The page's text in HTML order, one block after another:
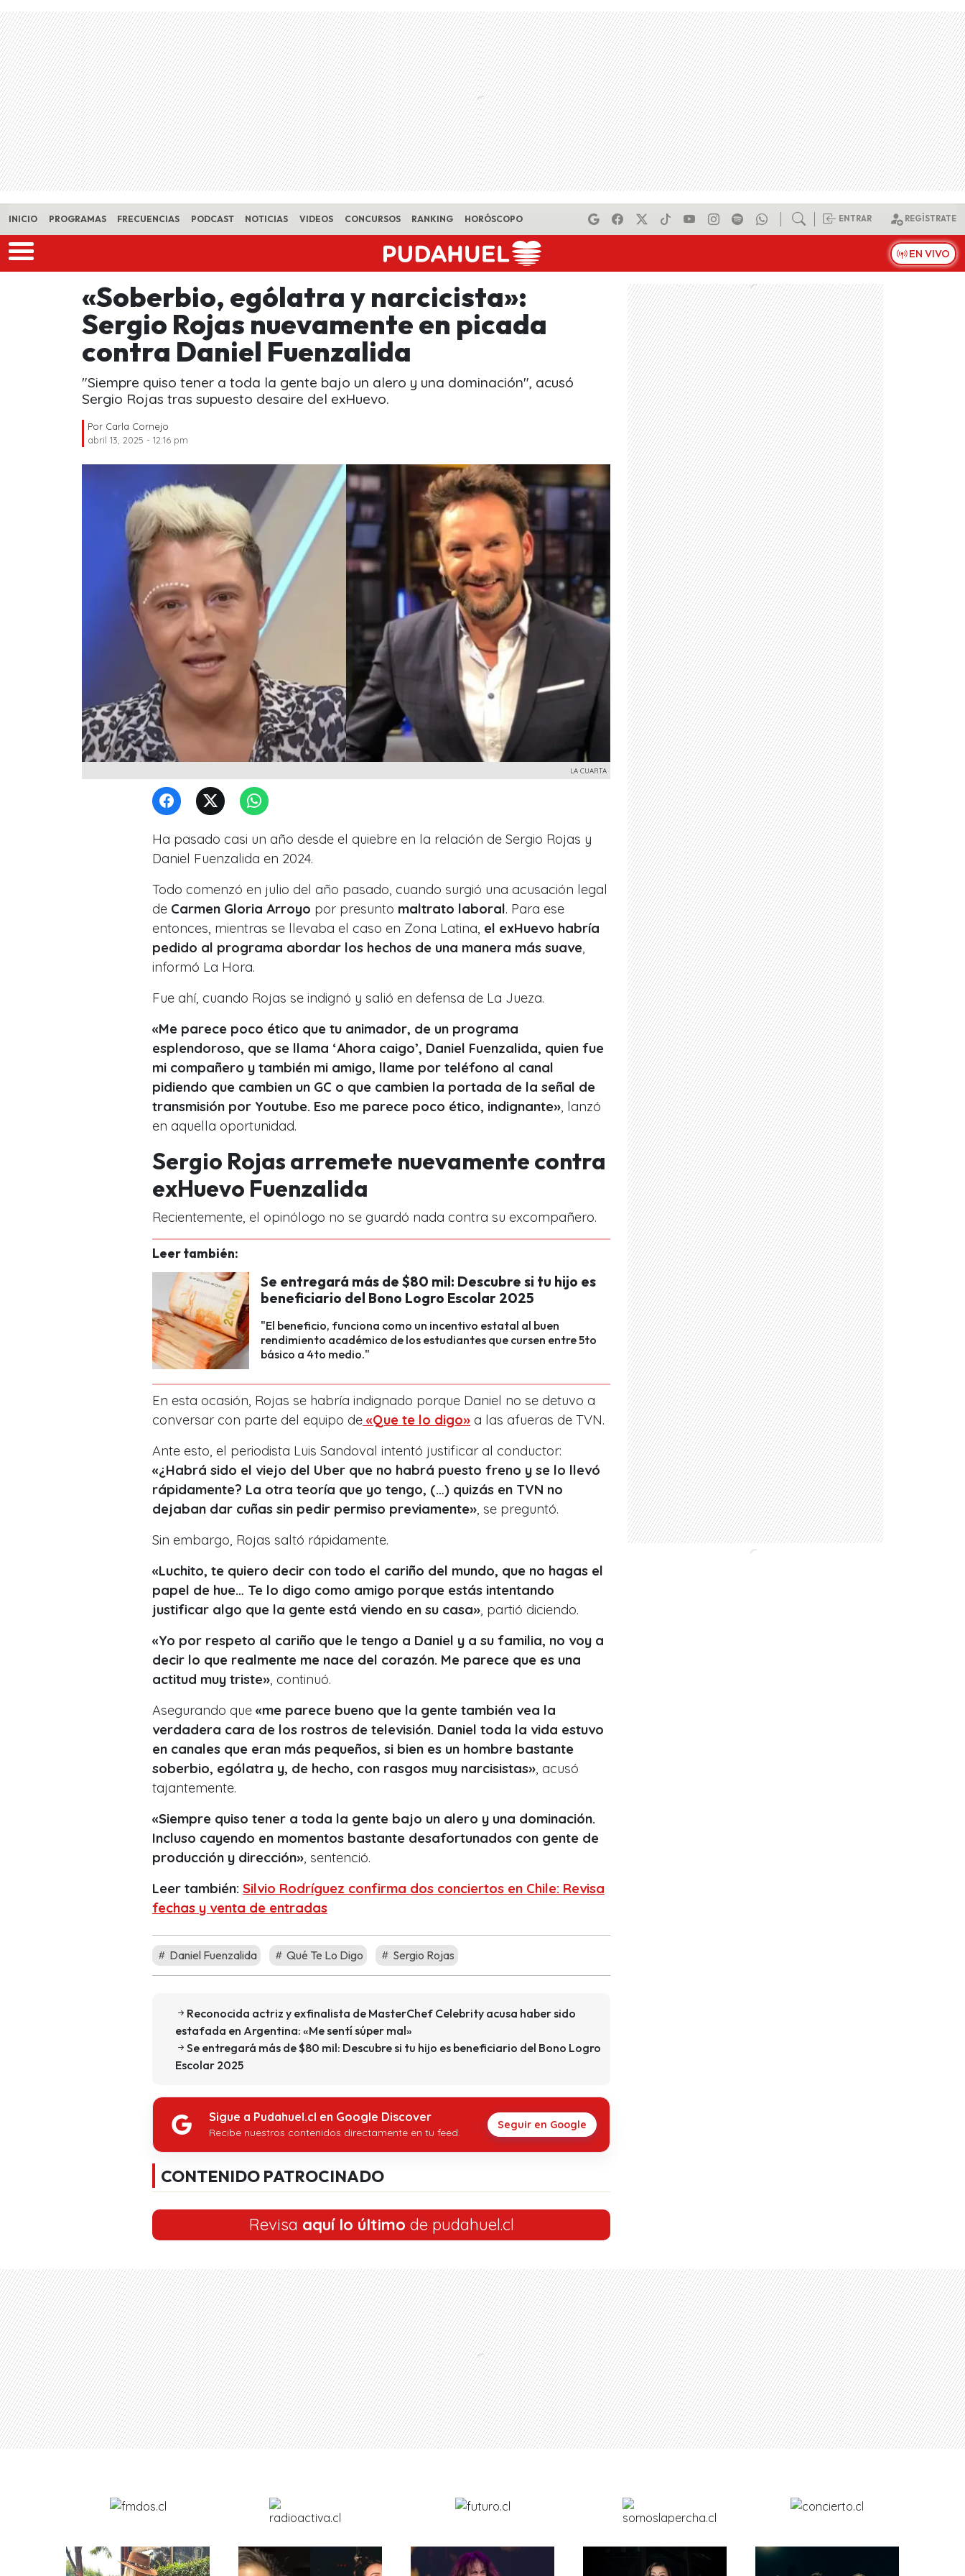
Skip to main content
INICIO PROGRAMAS FRECUENCIAS PODCAST NOTICIAS VIDEOS CONCURSOS RANKING HORÓSCOPO ENTRAR REGÍSTRATE
EN VIVO
«Soberbio, ególatra y narcicista»:
Sergio Rojas nuevamente en picada
contra Daniel Fuenzalida
"Siempre quiso tener a toda la gente bajo un alero y una dominación", acusó
Sergio Rojas tras supuesto desaire del exHuevo.
Por Carla Cornejo
abril 13, 2025 - 12:16 pm
LA CUARTA
Ha pasado casi un año desde el quiebre en la relación de Sergio Rojas y
Daniel Fuenzalida en 2024.
Todo comenzó en julio del año pasado, cuando surgió una acusación legal
de Carmen Gloria Arroyo por presunto maltrato laboral. Para ese
entonces, mientras se llevaba el caso en Zona Latina, el exHuevo habría
pedido al programa abordar los hechos de una manera más suave
informó La Hora.
Fue ahí, cuando Rojas se indignó y salió en defensa de La Jueza.
«Me parece poco ético que tu animador, de un programa
esplendoroso, que se llama ‘Ahora caigo’, Daniel Fuenzalida, quien fue
mi compañero y también mi amigo, llame por teléfono al canal
pidiendo que cambien un GC o que cambien la portada de la señal de
transmisión por Youtube. Eso me parece poco ético, indignante» , lanzó
en aquella oportunidad.
Sergio Rojas arremete nuevamente contra
exHuevo Fuenzalida
Recientemente, el opinólogo no se guardó nada contra su excompañero.
Leer también:
Se entregará más de $80 mil: Descubre si tu hijo es
beneficiario del Bono Logro Escolar 2025
"El beneficio, funciona como un incentivo estatal al buen
rendimiento académico de los estudiantes que cursen entre 5to
básico a 4to medio."
En esta ocasión, Rojas se habría indignado porque Daniel no se detuvo a
conversar con parte del equipo de «Que te lo digo» a las afueras de TVN.
Ante esto, el periodista Luis Sandoval intentó justificar al conductor:
«¿Habrá sido el viejo del Uber que no habrá puesto freno y se lo llevó
rápidamente? La otra teoría que yo tengo, (…) quizás en TVN no
dejaban dar cuñas sin pedir permiso previamente» , se preguntó.
Sin embargo, Rojas saltó rápidamente.
«Luchito, te quiero decir con todo el cariño del mundo, que no hagas el
papel de hue… Te lo digo como amigo porque estás intentando
justificar algo que la gente está viendo en su casa» , partió diciendo.
«Yo por respeto al cariño que le tengo a Daniel y a su familia, no voy a
decir lo que realmente me nace del corazón. Me parece que es una
actitud muy triste» , continuó.
Asegurando que «me parece bueno que la gente también vea la
verdadera cara de los rostros de televisión. Daniel toda la vida estuvo
en canales que eran más pequeños, si bien es un hombre bastante
soberbio, ególatra y, de hecho, con rasgos muy narcisistas» , acusó
tajantemente.
«Siempre quiso tener a toda la gente bajo un alero y una dominación.
Incluso cayendo en momentos bastante desafortunados con gente de
producción y dirección» , sentenció.
Leer también: Silvio Rodríguez confirma dos conciertos en Chile: Revisa
fechas y venta de entradas
Daniel Fuenzalida Qué Te Lo Digo Sergio Rojas
Reconocida actriz y exfinalista de MasterChef Celebrity acusa haber sido
estafada en Argentina: «Me sentí súper mal»
Se entregará más de $80 mil: Descubre si tu hijo es beneficiario del Bono Logro
Escolar 2025
Sigue a Pudahuel.cl en Google Discover
Recibe nuestros contenidos directamente en tu feed.
Seguir en Google
CONTENIDO PATROCINADO
Revisa aquí lo último de pudahuel.cl